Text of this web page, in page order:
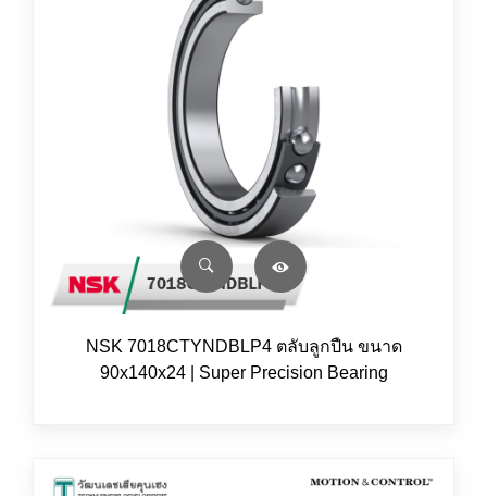
NSK 7018CTYNDBLP4 ตลับลูกปืน ขนาด
90x140x24 | Super Precision Bearing